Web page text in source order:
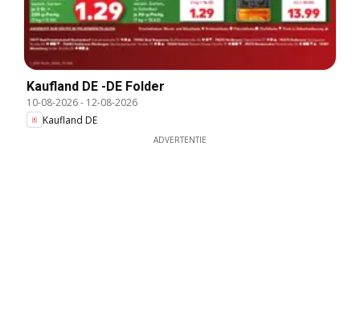
Kaufland DE -DE Folder
10-08-2026- 12-08-2026
Kaufland DE
ADVERTENTIE